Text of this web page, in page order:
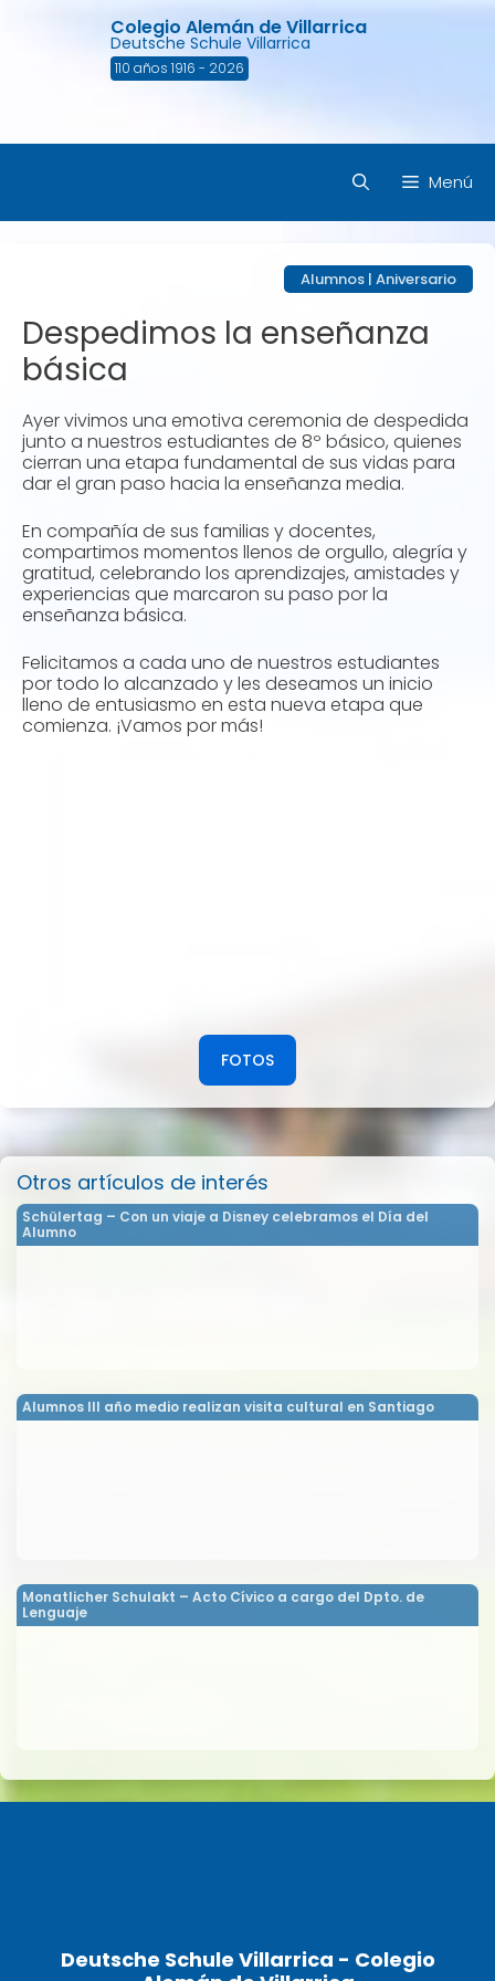
Colegio Alemán de Villarrica
Deutsche Schule Villarrica
110 años 1916 - 2026
Menú
Alumnos | Aniversario
Despedimos la enseñanza
básica
Ayer vivimos una emotiva ceremonia de despedida
junto a nuestros estudiantes de 8º básico, quienes
cierran una etapa fundamental de sus vidas para
dar el gran paso hacia la enseñanza media.
En compañía de sus familias y docentes,
compartimos momentos llenos de orgullo, alegría y
gratitud, celebrando los aprendizajes, amistades y
experiencias que marcaron su paso por la
enseñanza básica.
Felicitamos a cada uno de nuestros estudiantes
por todo lo alcanzado y les deseamos un inicio
lleno de entusiasmo en esta nueva etapa que
comienza. ¡Vamos por más!
FOTOS
Otros artículos de interés
Schülertag – Con un viaje a Disney celebramos el Día del
Alumno
Alumnos III año medio realizan visita cultural en Santiago
Monatlicher Schulakt – Acto Cívico a cargo del Dpto. de
Lenguaje
Deutsche Schule Villarrica - Colegio